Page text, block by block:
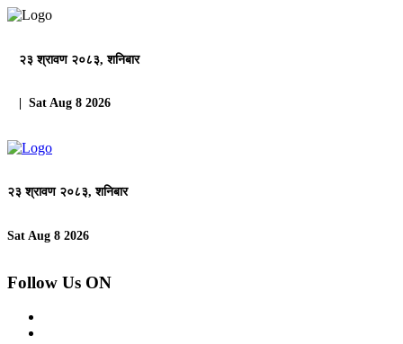
२३ श्रावण २०८३, शनिबार
| Sat Aug 8 2026
२३ श्रावण २०८३, शनिबार
Sat Aug 8 2026
Follow Us ON